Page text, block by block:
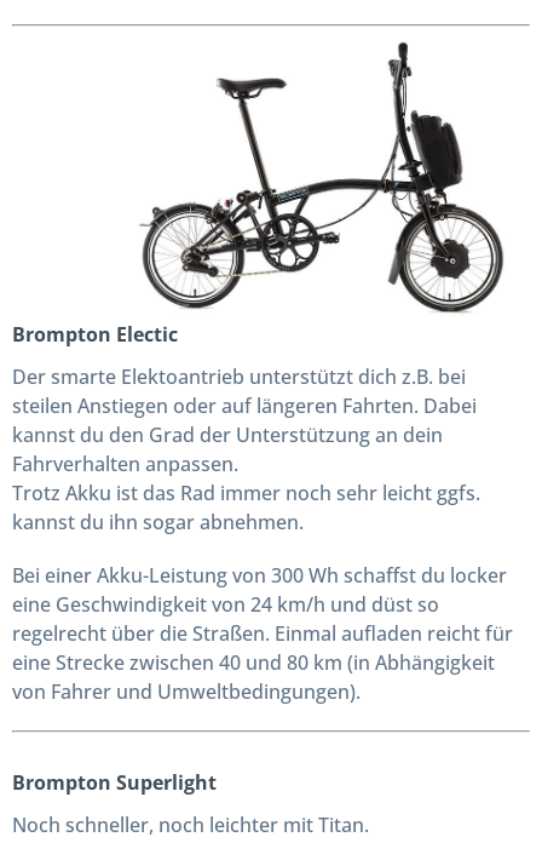
Brompton Electic
Der smarte Elektoantrieb unterstützt dich z.B. bei
steilen Anstiegen oder auf längeren Fahrten. Dabei
kannst du den Grad der Unterstützung an dein
Fahrverhalten anpassen.
Trotz Akku ist das Rad immer noch sehr leicht ggfs.
kannst du ihn sogar abnehmen.
Bei einer Akku-Leistung von 300 Wh schaffst du locker
eine Geschwindigkeit von 24 km/h und düst so
regelrecht über die Straßen. Einmal aufladen reicht für
eine Strecke zwischen 40 und 80 km (in Abhängigkeit
von Fahrer und Umweltbedingungen).
Brompton Superlight
Noch schneller, noch leichter mit Titan.